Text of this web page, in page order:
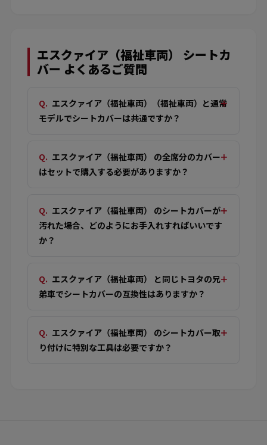
エスクァイア（福祉車両） シートカ
バー よくあるご質問
エスクァイア（福祉車両）（福祉車両）と通常
モデルでシートカバーは共通ですか？
エスクァイア（福祉車両） の全席分のカバー
はセットで購入する必要がありますか？
エスクァイア（福祉車両） のシートカバーが
汚れた場合、どのようにお手入れすればいいです
か？
エスクァイア（福祉車両） と同じトヨタの兄
弟車でシートカバーの互換性はありますか？
エスクァイア（福祉車両） のシートカバー取
り付けに特別な工具は必要ですか？